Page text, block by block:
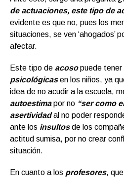
de actuaciones, este tipo de
evidente es que no, pues los
situaciones, se ven ‘ahogados’
afectar.
Este tipo de acosopuede tener
psicológicasen los niños, ya
idea de no acudir a la escuela,
autoestimapor no “ser como
asertividad al no poder
ante los insultosde los
actitud sumisa, por no crear
situación.
En cuanto a los profesores,